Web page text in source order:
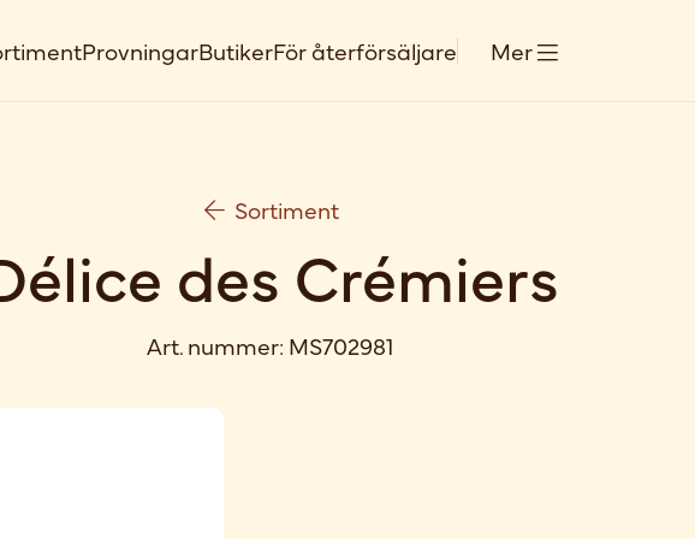
ProvningarButikerFör återförsäljare Mer
Sortiment
des Crémiers
Art. nummer: MS702981